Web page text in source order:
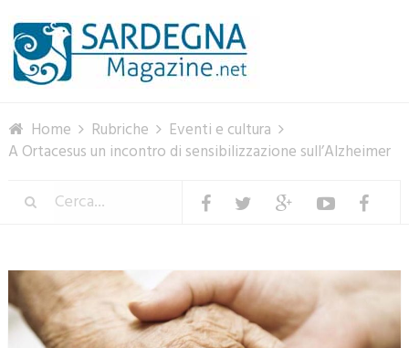
Home Rubriche
Eventi e cultura
A Ortacesus un incontro di sensibilizzazione sull’Alzheimer